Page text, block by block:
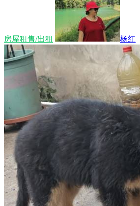
房屋租售/出租 杨红